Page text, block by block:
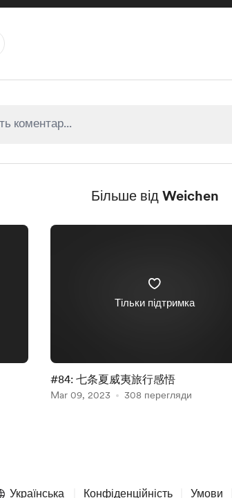
Більше від Weichen
Тільки підтримка
#84: 七条夏威夷旅行感悟
Mar 09, 2023 308 перегляди
Українська Конфіденційність Умови